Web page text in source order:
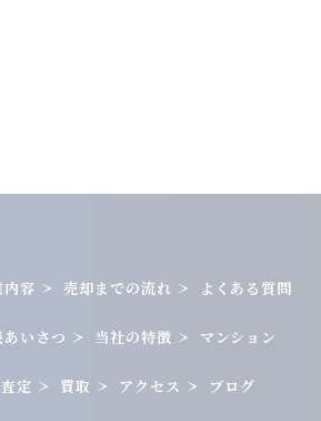
内容 売却までの流れ よくある質問
あいさつ 当社の特徴 マンション
査定 買取 アクセス ブログ